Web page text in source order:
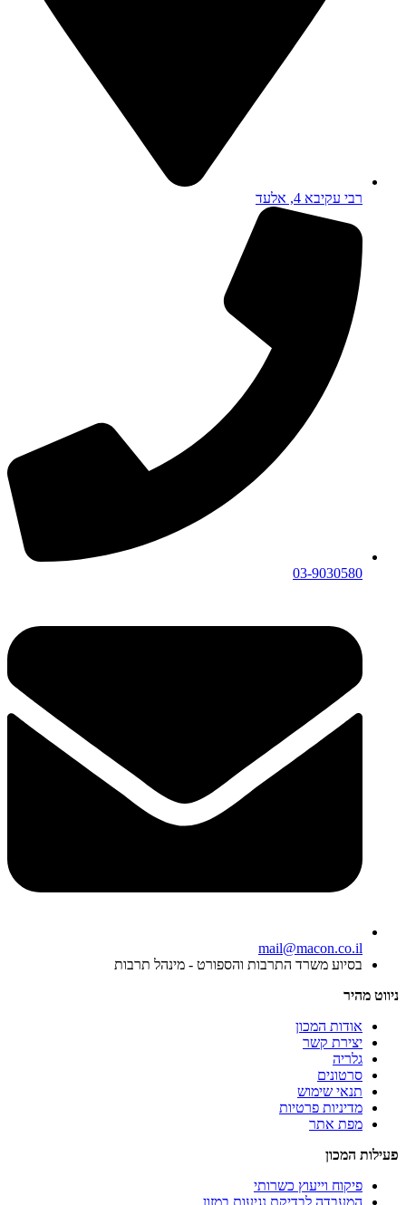
רבי עקיבא 4, אלעד
03-9030580
mail@macon.co.il
בסיוע משרד התרבות והספורט - מינהל תרבות
ניווט מהיר
אודות המכון
יצירת קשר
גלריה
סרטונים
תנאי שימוש
מדיניות פרטיות
מפת אתר
פעילות המכון
פיקוח וייעוץ כשרותי